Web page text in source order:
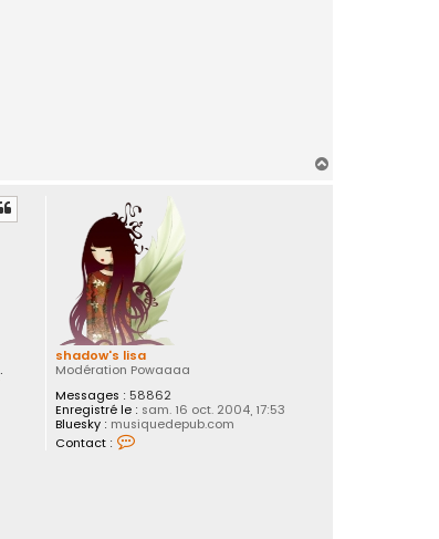
shadow's lisa
Modération Powaaaa
Messages : 58862
Enregistré le : sam. 16 oct. 2004, 17:53
Bluesky : musiquedepub.com
Contact :
C
.